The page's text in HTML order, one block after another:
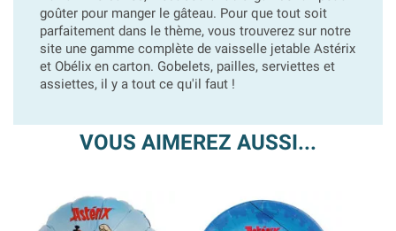
goûter pour manger le gâteau. Pour que tout soit
parfaitement dans le thème, vous trouverez sur notre
site une gamme complète de vaisselle jetable Astérix
et Obélix en carton. Gobelets, pailles, serviettes et
assiettes, il y a tout ce qu'il faut !
VOUS AIMEREZ AUSSI...